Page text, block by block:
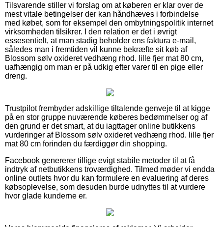
Tilsvarende stiller vi forslag om at køberen er klar over de
mest vitale betingelser der kan håndhæves i forbindelse
med købet, som for eksempel den ombytningspolitik internet
virksomheden tilsikrer. I den relation er det i øvrigt
essesentielt, at man stadig beholder ens faktura e-mail,
således man i fremtiden vil kunne bekræfte sit køb af
Blossom sølv oxideret vedhæng rhod. lille fjer mat 80 cm,
uafhængig om man er på udkig efter varer til en pige eller
dreng.
Trustpilot frembyder adskillige tiltalende genveje til at kigge
på en stor gruppe nuværende køberes bedømmelser og af
den grund er det smart, at du iagttager online butikkens
vurderinger af Blossom sølv oxideret vedhæng rhod. lille fjer
mat 80 cm forinden du færdiggør din shopping.
Facebook genererer tillige evigt stabile metoder til at få
indtryk af netbutikkens troværdighed. Tilmed møder vi endda
online outlets hvor du kan formulere en evaluering af deres
købsoplevelse, som desuden burde udnyttes til at vurdere
hvor glade kunderne er.